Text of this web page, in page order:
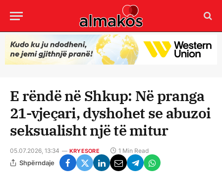
E rëndë në Shkup: Në pranga
21-vjeçari, dyshohet se abuzoi
seksualisht një të mitur
05.07.2026, 13:34 KRYESORE 1 Min Read
Shpërndaje